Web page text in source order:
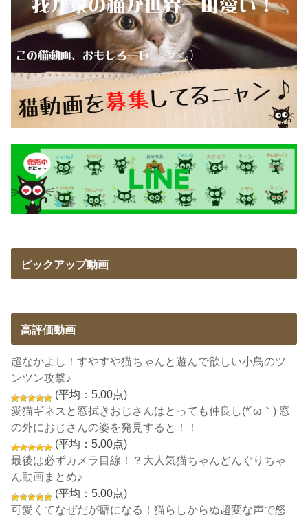
ピックアップ動画
高評価動画
超なかよし！すやすや猫ちゃんと遊んで欲しい小鳥のツ
ンツン攻撃♪
(平均：5.00点)
愛猫ギネスと窓拭きおじさんはとっても仲良し(*´ω｀) 窓
の外におじさんの姿を発見すると！！
(平均：5.00点)
最後は必ずカメラ目線！？大人気猫ちゃんどんぐりちゃ
ん動画まとめ♪
(平均：5.00点)
可愛くてなぜだが癖になる！猫らしからぬ超変な声で怒